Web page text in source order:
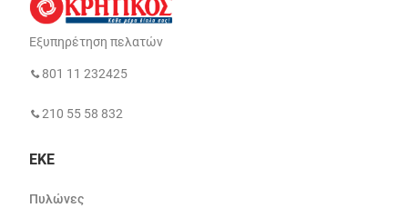
Εξυπηρέτηση πελατών
801 11 232425
210 55 58 832
ΕΚΕ
Πυλώνες